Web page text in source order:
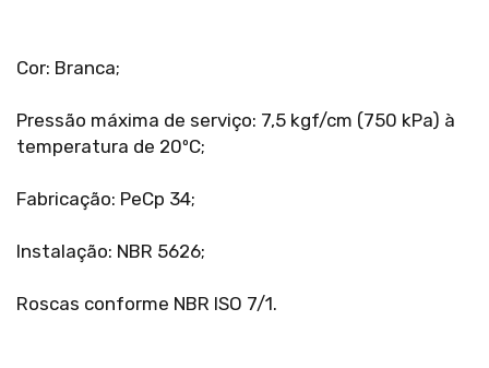
Cor: Branca;
Pressão máxima de serviço: 7,5 kgf/cm (750 kPa) à
temperatura de 20ºC;
Fabricação: PeCp 34;
Instalação: NBR 5626;
Roscas conforme NBR ISO 7/1.